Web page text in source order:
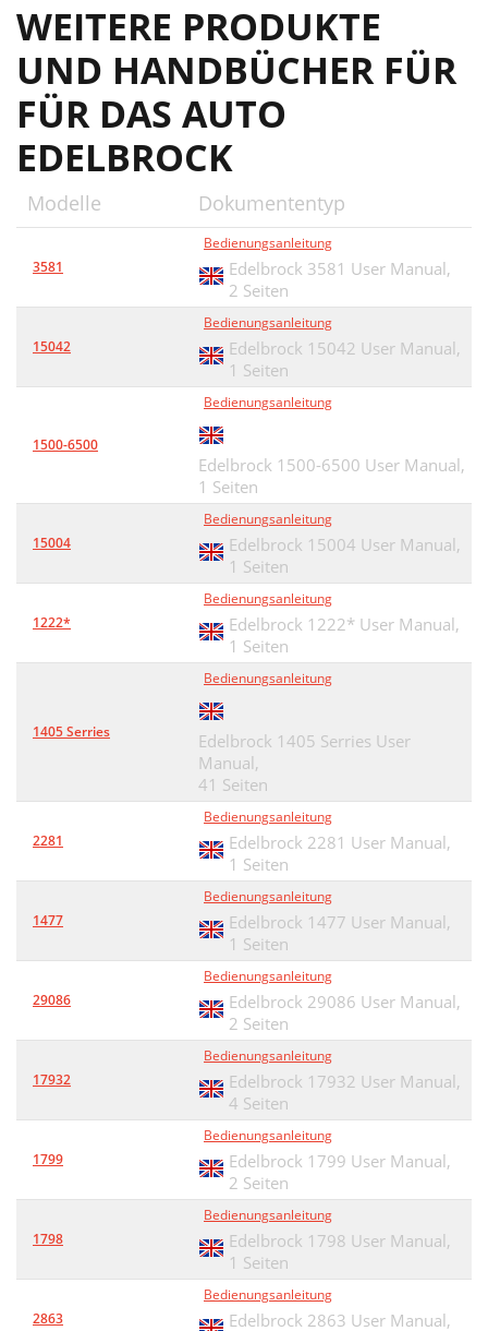
WEITERE PRODUKTE
UND HANDBÜCHER FÜR
FÜR DAS AUTO
EDELBROCK
Modelle Dokumententyp
3581
Bedienungsanleitung
Edelbrock 3581 User Manual,
2 Seiten
15042
Bedienungsanleitung
Edelbrock 15042 User Manual,
1 Seiten
1500-6500
Bedienungsanleitung
Edelbrock 1500-6500 User Manual,
1 Seiten
15004
Bedienungsanleitung
Edelbrock 15004 User Manual,
1 Seiten
1222*
Bedienungsanleitung
Edelbrock 1222* User Manual,
1 Seiten
1405 Serries
Bedienungsanleitung
Edelbrock 1405 Serries User
Manual,
41 Seiten
2281
Bedienungsanleitung
Edelbrock 2281 User Manual,
1 Seiten
1477
Bedienungsanleitung
Edelbrock 1477 User Manual,
1 Seiten
29086
Bedienungsanleitung
Edelbrock 29086 User Manual,
2 Seiten
17932
Bedienungsanleitung
Edelbrock 17932 User Manual,
4 Seiten
1799
Bedienungsanleitung
Edelbrock 1799 User Manual,
2 Seiten
1798
Bedienungsanleitung
Edelbrock 1798 User Manual,
1 Seiten
2863
Bedienungsanleitung
Edelbrock 2863 User Manual,